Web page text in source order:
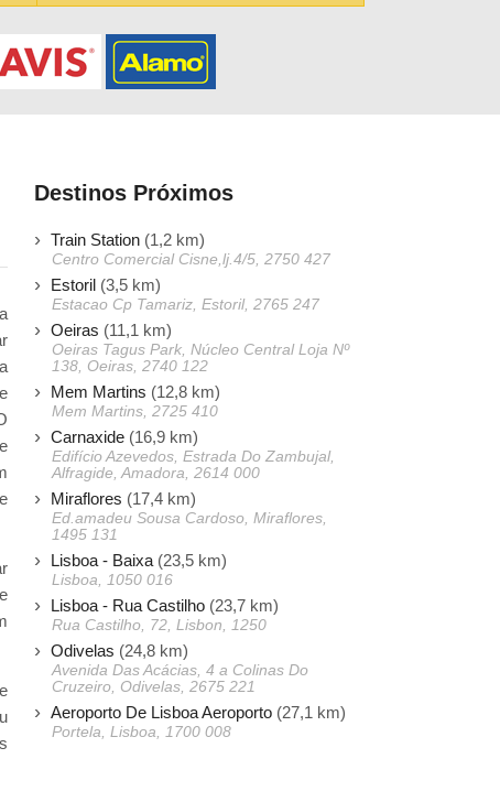
Destinos Próximos
Train Station (1,2 km)
Centro Comercial Cisne,lj.4/5, 2750 427
Estoril (3,5 km)
Estacao Cp Tamariz, Estoril, 2765 247
Oeiras (11,1 km)
Oeiras Tagus Park, Núcleo Central Loja Nº
138, Oeiras, 2740 122
Mem Martins (12,8 km)
Mem Martins, 2725 410
Carnaxide (16,9 km)
Edifício Azevedos, Estrada Do Zambujal,
Alfragide, Amadora, 2614 000
Miraflores (17,4 km)
Ed.amadeu Sousa Cardoso, Miraflores,
1495 131
Lisboa - Baixa (23,5 km)
Lisboa, 1050 016
Lisboa - Rua Castilho (23,7 km)
Rua Castilho, 72, Lisbon, 1250
Odivelas (24,8 km)
Avenida Das Acácias, 4 a Colinas Do
Cruzeiro, Odivelas, 2675 221
Aeroporto De Lisboa Aeroporto (27,1 km)
Portela, Lisboa, 1700 008